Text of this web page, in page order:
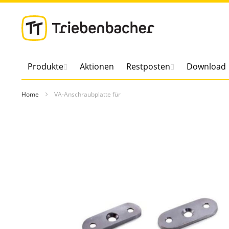
Direkt
zum
Produkte Aktionen Restposten Download
Home VA-Anschraubplatte für